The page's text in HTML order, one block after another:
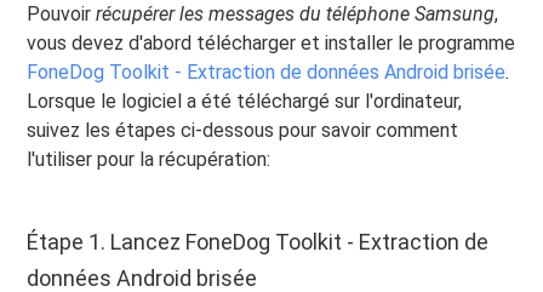
Pouvoirrécupérer les messages du téléphone Samsung,
vous devez d'abord télécharger et installer le programme
FoneDog Toolkit - Extraction de données Android brisée.
Lorsque le logiciel a été téléchargé sur l'ordinateur,
suivez les étapes ci-dessous pour savoir comment
l'utiliser pour la récupération:
Étape 1. Lancez FoneDog Toolkit - Extraction de
données Android brisée